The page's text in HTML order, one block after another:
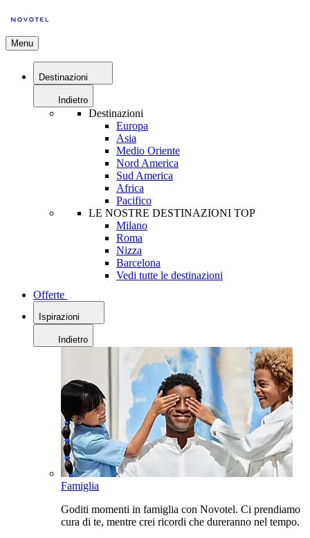
Menu
Destinazioni
Indietro
Destinazioni
Europa
Asia
Medio Oriente
Nord America
Sud America
Africa
Pacifico
LE NOSTRE DESTINAZIONI TOP
Milano
Roma
Nizza
Barcelona
Vedi tutte le destinazioni
Offerte
Ispirazioni
Indietro
Famiglia
Goditi momenti in famiglia con Novotel. Ci prendiamo
cura di te, mentre crei ricordi che dureranno nel tempo.